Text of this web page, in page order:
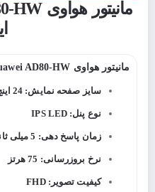
مانیتور هواوی Huawei AD80-HW سایز 24 اینچ
سایز صفحه نمایش: 24 اینچ
نوع پنل: IPS LED
زمان پاسخ دهی: 5 میلی ثانیه
نرخ بروزرسانی: 75 هرتز
کیفیت تصویر: FHD